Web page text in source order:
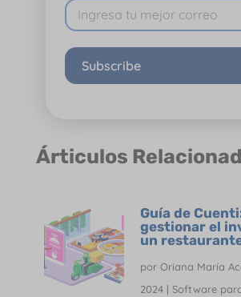
Subscribe
Árticulos
Guía de
gestionar el
un
por Oriana María
2024| Software